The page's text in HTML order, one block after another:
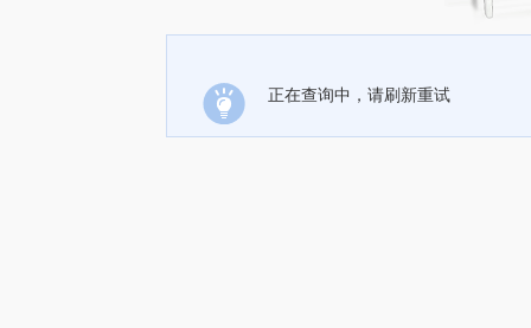
正在查询中，请刷新重试